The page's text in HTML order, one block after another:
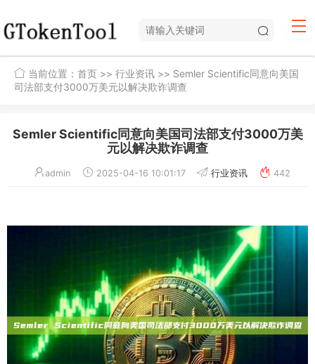
当前位置： 首页 >> 行业资讯 >> Semler Scientific同意向美国
司法部支付3000万美元以解决欺诈调查
Semler Scientific同意向美国司法部支付3000万美
元以解决欺诈调查
admin 2025-04-16 10:01:17 行业资讯 442